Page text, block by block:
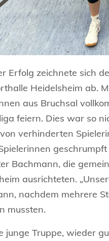
Erfolg zeichnete sich
Heidelsheim ab.
aus Bruchsal
feiern. Dies war so
verhinderten
Bachmann, die
ausrichteten.
nachdem mehrere
mussten.
junge Truppe, wieder